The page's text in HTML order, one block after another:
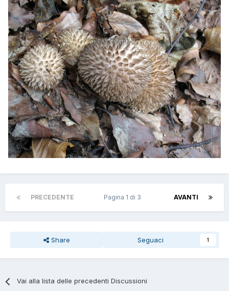
PRECEDENTE AVANTI
Pagina 1 di 3
Share Seguaci 1
Vai alla lista delle precedenti Discussioni